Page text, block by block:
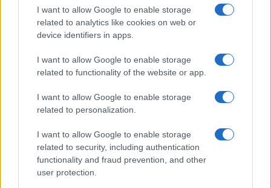
I want to allow Google to enable storage
related to analytics like cookies on web or
device identifiers in apps.
I want to allow Google to enable storage
related to functionality of the website or app.
I want to allow Google to enable storage
related to personalization.
I want to allow Google to enable storage
related to security, including authentication
functionality and fraud prevention, and other
user protection.